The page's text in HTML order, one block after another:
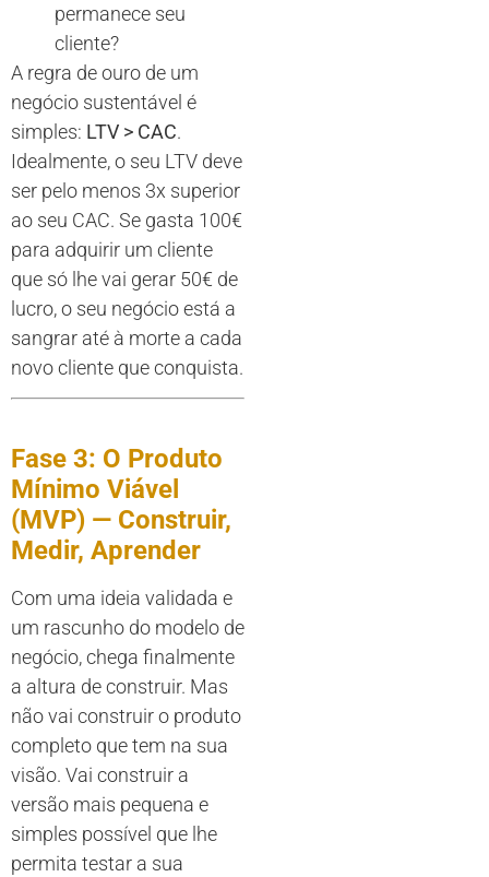
permanece seu
cliente?
A regra de ouro de um
negócio sustentável é
simples: LTV > CAC.
Idealmente, o seu LTV deve
ser pelo menos 3x superior
ao seu CAC. Se gasta 100€
para adquirir um cliente
que só lhe vai gerar 50€ de
lucro, o seu negócio está a
sangrar até à morte a cada
novo cliente que conquista.
Fase 3: O Produto
Mínimo Viável
(MVP) — Construir,
Medir, Aprender
Com uma ideia validada e
um rascunho do modelo de
negócio, chega finalmente
a altura de construir. Mas
não vai construir o produto
completo que tem na sua
visão. Vai construir a
versão mais pequena e
simples possível que lhe
permita testar a sua